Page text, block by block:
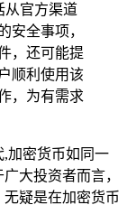
从官方渠道
安全事项，
，还可能提
顺利使用该
，为有需求
加密货币如同一
大投资者而言，
疑是在加密货币